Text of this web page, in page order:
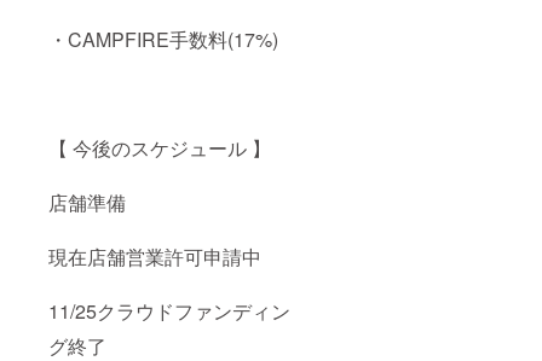
・CAMPFIRE手数料(17%)
【 今後のスケジュール 】
店舗準備
現在店舗営業許可申請中
11/25クラウドファンディン
グ終了